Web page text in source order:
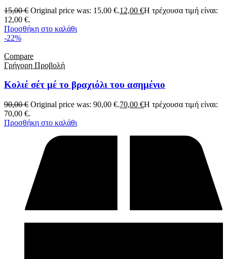
15,00€ Original price was: 15,00 €.12,00 €Η τρέχουσα τιμή είναι:
12,00 €.
Προσθήκη στο καλάθι
-22%
Compare
Γρήγορη Προβολή
Κολιέ σέτ μέ το βραχιόλι του ασημένιο
90,00€ Original price was: 90,00 €.70,00 €Η τρέχουσα τιμή είναι:
70,00 €.
Προσθήκη στο καλάθι